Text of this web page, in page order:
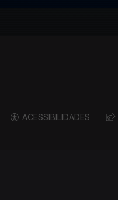
ACESSIBILIDADES